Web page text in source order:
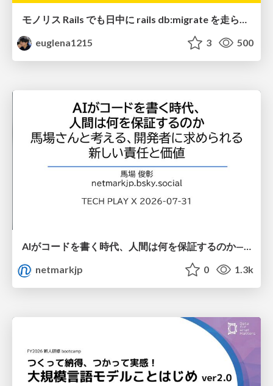
euglena1215
3 500
AIがコードを書く時代、人間は何を保証するのか———馬場さんと考える、開発者に求められる新しい責任と価値 - TECH PLAY
netmarkjp
0 1.3k